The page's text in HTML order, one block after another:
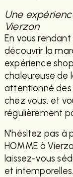
Une
Vierzon
En vous rendant
découvrir la
expérience
chaleureuse de
attentionné
chez vous, et
régulièrement
N'hésitez pas à
HOMME à
laissez-vous
et